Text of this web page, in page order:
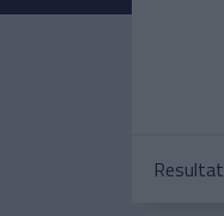
Resultat